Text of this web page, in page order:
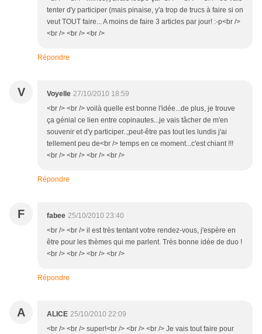
tenter d'y participer (mais pinaise, y'a trop de trucs à faire si on
veut TOUT faire... A moins de faire 3 articles par jour! :-p<br />
<br /> <br /> <br />
Répondre
V Voyelle 27/10/2010 18:59
<br /> <br /> voilà quelle est bonne l'idée...de plus, je trouve
ça génial ce lien entre copinautes...je vais tâcher de m'en
souvenir et d'y participer..;peut-être pas tout les lundis j'ai
tellement peu de<br /> temps en ce moment...c'est chiant !!!
<br /> <br /> <br /> <br />
Répondre
F fabee 25/10/2010 23:40
<br /> <br /> il est très tentant votre rendez-vous, j'espère en
être pour les thèmes qui me parlent. Très bonne idée de duo !
<br /> <br /> <br /> <br />
Répondre
A ALICE 25/10/2010 22:09
<br /> <br /> super!<br /> <br /> <br /> Je vais tout faire pour